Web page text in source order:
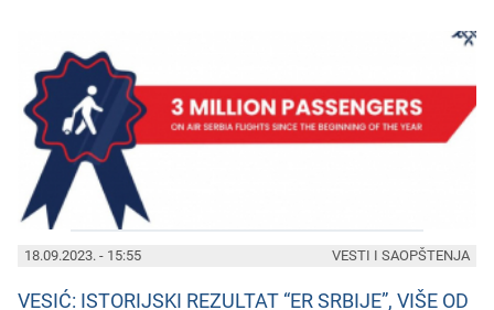
18.09.2023. - 15:55
VESIĆ: ISTORIJSKI REZULTAT “ER SRBIJE”, VIŠE OD
VESTI I SAOPŠTENJA